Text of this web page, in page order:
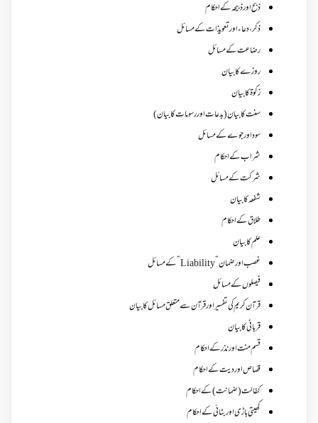
ذبح اور ذبیحہ کے احکام
ذکر،دعاء اور تعویذات کے مسائل
رضاعت کے مسائل
روزے کا بیان
زکوة کابیان
سنت کا بیان (بدعات اور رسومات کا بیان)
سود اور جوے کے مسائل
شراب کے احکام
شرکت کے مسائل
شفعہ کا بیان
طلاق کے احکام
علم کا بیان
غصب اورضمان”Liability” کے مسائل
فیصلوں کے مسائل
قرآن کریم کی تفسیر اور قرآن سے متعلق مسائل کا بیان
قربانی کا بیان
قسم منت اور نذر کے احکام
قصاص اور دیت کے احکام
کفالت (ضمانت) کے احکام
کھیتی باڑی اور بٹائی کے احکام